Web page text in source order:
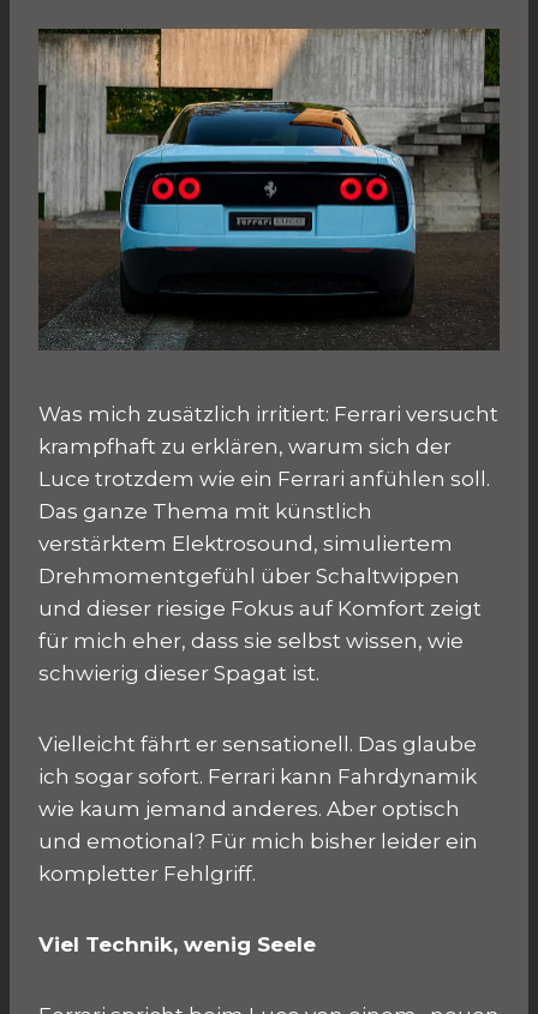
Was mich zusätzlich irritiert: Ferrari versucht
krampfhaft zu erklären, warum sich der
Luce trotzdem wie ein Ferrari anfühlen soll.
Das ganze Thema mit künstlich
verstärktem Elektrosound, simuliertem
Drehmomentgefühl über Schaltwippen
und dieser riesige Fokus auf Komfort zeigt
für mich eher, dass sie selbst wissen, wie
schwierig dieser Spagat ist.
Vielleicht fährt er sensationell. Das glaube
ich sogar sofort. Ferrari kann Fahrdynamik
wie kaum jemand anderes. Aber optisch
und emotional? Für mich bisher leider ein
kompletter Fehlgriff.
Viel Technik, wenig Seele